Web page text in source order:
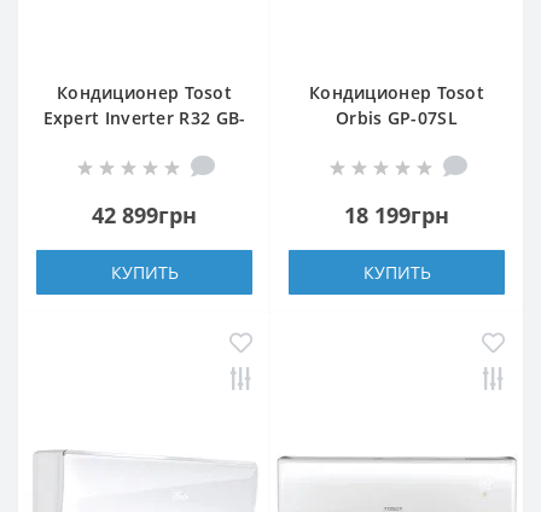
Кондиционер Tosot
Expert Inverter R32 GB-
42 899грн
КУПИТЬ
Кондиционер Tosot
Orbis GP-07SL
18 199грн
КУПИТЬ